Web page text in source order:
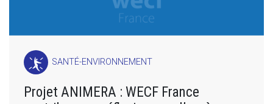
SANTÉ-ENVIRONNEMENT
Projet ANIMERA : WECF France